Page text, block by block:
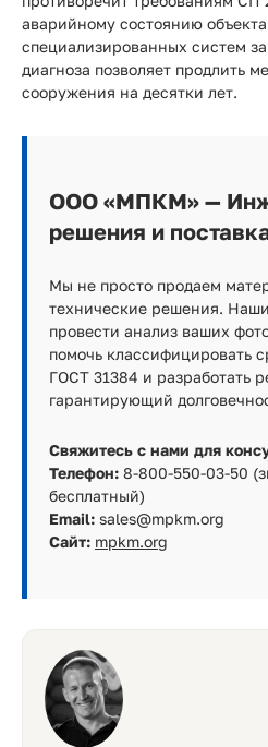
аварийному состоянию
специализированных систем
диагноза позволяет продлить
сооружения на десятки лет.
ООО «МПКМ» —
решения и
Мы не просто продаем
технические решения.
провести анализ ваших
помочь классифицировать
ГОСТ 31384 и разработать
гарантирующий
Свяжитесь с нами для
Телефон: 8-800-550-03-50
бесплатный)
Email: sales@mpkm.org
Сайт: mpkm.org